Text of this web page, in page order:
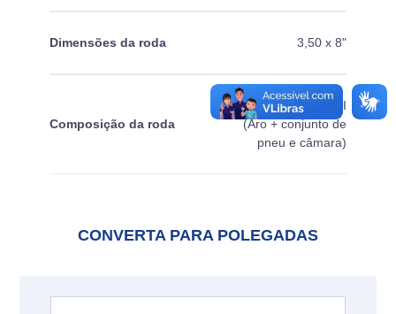
Dimensões da roda 3,50 x 8"
Composição da roda
RM-145 + RM-17I
(Aro + conjunto de
pneu e câmara)
CONVERTA PARA POLEGADAS